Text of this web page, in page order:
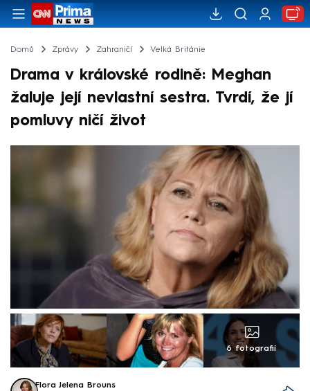
Domů Zprávy Zahraničí Velká Británie
Drama v královské rodině: Meghan
žaluje její nevlastní sestra. Tvrdí, že jí
pomluvy ničí život
6 fotografií
Flora Jelena Brouns